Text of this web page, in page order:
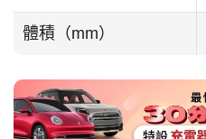
體積（mm）